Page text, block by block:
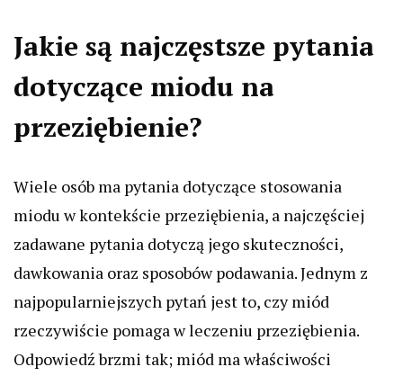
Jakie są najczęstsze pytania
dotyczące miodu na
przeziębienie?
Wiele osób ma pytania dotyczące stosowania
miodu w kontekście przeziębienia, a najczęściej
zadawane pytania dotyczą jego skuteczności,
dawkowania oraz sposobów podawania. Jednym z
najpopularniejszych pytań jest to, czy miód
rzeczywiście pomaga w leczeniu przeziębienia.
Odpowiedź brzmi tak; miód ma właściwości